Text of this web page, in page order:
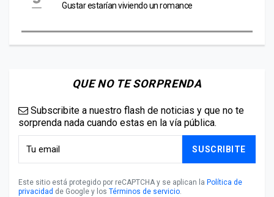
Gustar estarían viviendo un romance
QUE NO TE SORPRENDA
Subscribite a nuestro flash de noticias y que no te
sorprenda nada cuando estas en la vía pública.
SUSCRIBITE
Este sitio está protegido por reCAPTCHA y se aplican la Política de
privacidad de Google y los Términos de servicio.